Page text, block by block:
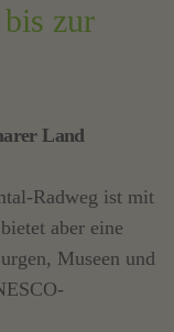
zur
Land
Radweg ist mit
aber eine
Museen und